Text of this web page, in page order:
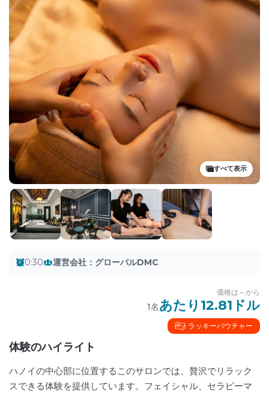
すべて表示
0:30 運営会社 ： グローバルDMC
体験のハイライト
ハノイの中心部に位置するこのサロンでは、贅沢でリラック
スできる体験を提供しています。フェイシャル、セラピーマ
価格は～から
1名あたり12.81ドル
ラッキーバウチャー